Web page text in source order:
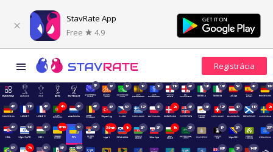
StavRate App
Free
4.9
1P 1P 1P 1P 1P 11P 4P 12P 11P 5P 4P 18P
4P 11P 4P 4h 4P 4P 4P 5P 12P 4P 2h 4P 19P 12P 4P 11P 2h
4P 12P 4P 6min 3P 5P 36min 1h 5P 5P 1h 3P 1P 5P 37P
5P 7h 5P 5P 45P 66P 2P 149P